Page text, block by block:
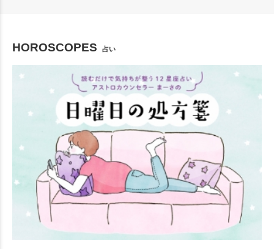
HOROSCOPES 占い